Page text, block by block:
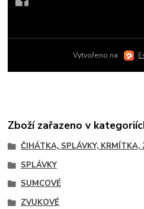
Vytvořeno na
Zboží zařazeno v
ČIHÁTKA, SPLÁVKY, KRMÍTKA,
SPLÁVKY
SUMCOVÉ
ZVUKOVÉ